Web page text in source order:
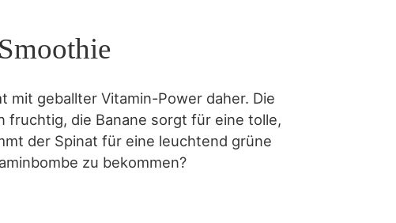
mit geballter Vitamin-Power daher. Die
fruchtig, die Banane sorgt für eine tolle,
der Spinat für eine leuchtend grüne
zu bekommen?